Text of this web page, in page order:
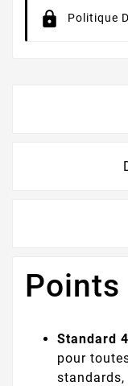
Politique
Standard
pour